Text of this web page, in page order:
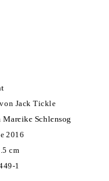
Jack Tickle
Mareike Schlensog
2016
cm
1